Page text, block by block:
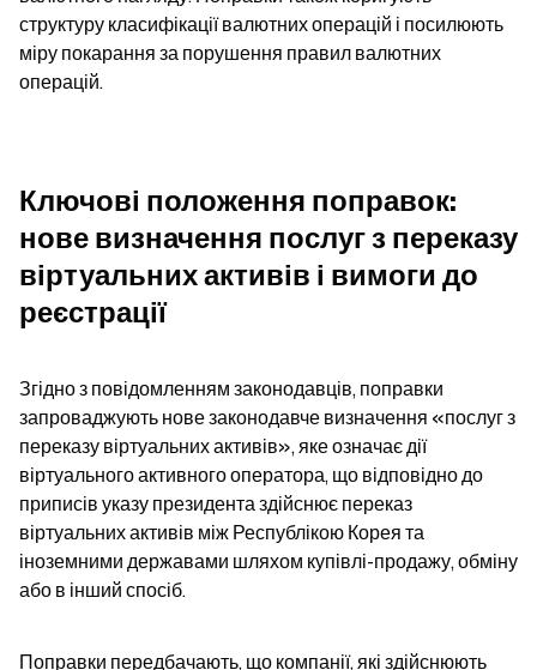
структуру класифікації валютних операцій і посилюють
міру покарання за порушення правил валютних
операцій.
Ключові положення поправок:
нове визначення послуг з переказу
віртуальних активів і вимоги до
реєстрації
Згідно з повідомленням законодавців, поправки
запроваджують нове законодавче визначення «послуг з
переказу віртуальних активів», яке означає дії
віртуального активного оператора, що відповідно до
приписів указу президента здійснює переказ
віртуальних активів між Республікою Корея та
іноземними державами шляхом купівлі-продажу, обміну
або в інший спосіб.
Поправки передбачають, що компанії, які здійснюють